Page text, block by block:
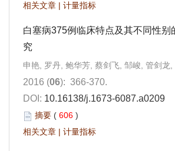
相关文章 | 计量指标
白塞病375例临床特点及其不同性别
究
申艳, 罗丹, 鲍华芳, 蔡剑飞, 邹峻, 管剑龙,
2016 (06): 366-370.
DOI: 10.16138/j.1673-6087.a0209
摘要 ( 606 )
相关文章 | 计量指标